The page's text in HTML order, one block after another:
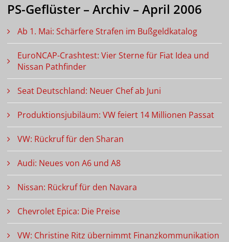
PS-Geflüster – Archiv – April 2006
Ab 1. Mai: Schärfere Strafen im Bußgeldkatalog
EuroNCAP-Crashtest: Vier Sterne für Fiat Idea und
Nissan Pathfinder
Seat Deutschland: Neuer Chef ab Juni
Produktionsjubiläum: VW feiert 14 Millionen Passat
VW: Rückruf für den Sharan
Audi: Neues von A6 und A8
Nissan: Rückruf für den Navara
Chevrolet Epica: Die Preise
VW: Christine Ritz übernimmt Finanzkommunikation